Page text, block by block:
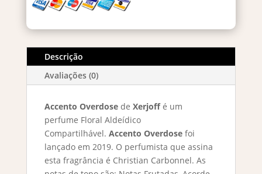
5ml
Descrição
Avaliações (0)
Accento Overdose de Xerjoff é um
perfume Floral Aldeídico
Compartilhável. Accento Overdose foi
lançado em 2019. O perfumista que assina
esta fragrância é Christian Carbonnel. As